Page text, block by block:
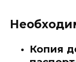
Копия